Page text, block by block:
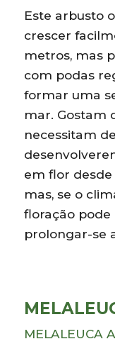
Este arbusto
crescer
metros, mas
com podas
formar uma
mar. Gostam
necessitam
em flor
mas, se o
floração pode
prolongar-se
MELALEUCA